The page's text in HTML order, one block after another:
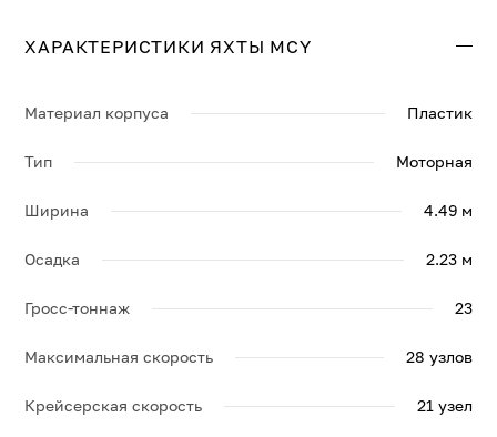
Свяжитесь с нами, и мы вышлем больше информации
ХАРАКТЕРИСТИКИ ЯХТЫ MCY
Материал корпуса Пластик
Тип Моторная
Ширина 4.49 м
Осадка 2.23 м
Гросс-тоннаж 23
Максимальная скорость 28 узлов
Крейсерская скорость 21 узел